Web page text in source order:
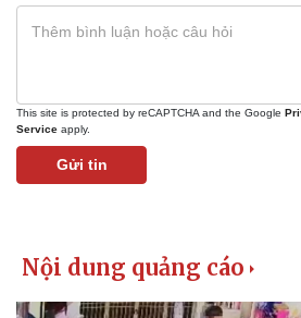
This site is protected by reCAPTCHA and the Google
Service apply.
Gửi tin